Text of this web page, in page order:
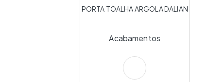
PORTA TOALHA ARGOLA DALIAN
Acabamentos